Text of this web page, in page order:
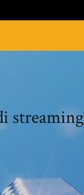
streaming